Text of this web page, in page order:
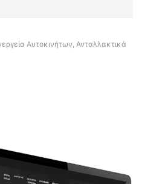
Αυτοκινήτων, Ανταλλακτικά